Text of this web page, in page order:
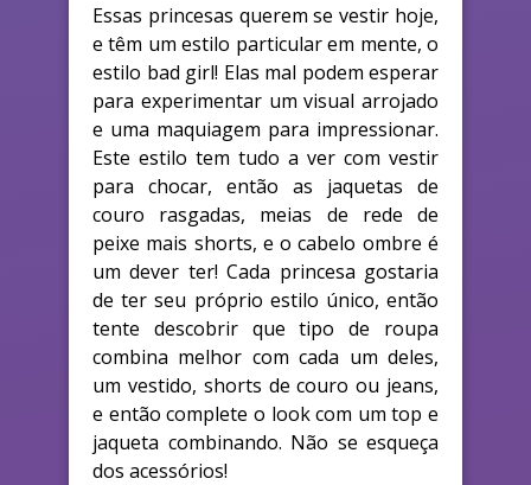
Essas princesas querem se vestir hoje,
e têm um estilo particular em mente, o
estilo bad girl! Elas mal podem esperar
para experimentar um visual arrojado
e uma maquiagem para impressionar.
Este estilo tem tudo a ver com vestir
para chocar, então as jaquetas de
couro rasgadas, meias de rede de
peixe mais shorts, e o cabelo ombre é
um dever ter! Cada princesa gostaria
de ter seu próprio estilo único, então
tente descobrir que tipo de roupa
combina melhor com cada um deles,
um vestido, shorts de couro ou jeans,
e então complete o look com um top e
jaqueta combinando. Não se esqueça
dos acessórios!